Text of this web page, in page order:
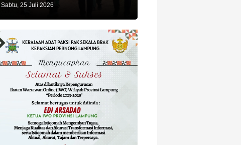
Sabtu, 25 Juli 2026